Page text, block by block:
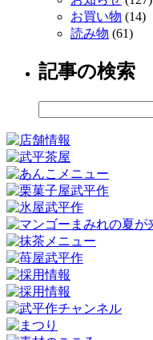
お買い物 (14)
読み物 (61)
記事の検索